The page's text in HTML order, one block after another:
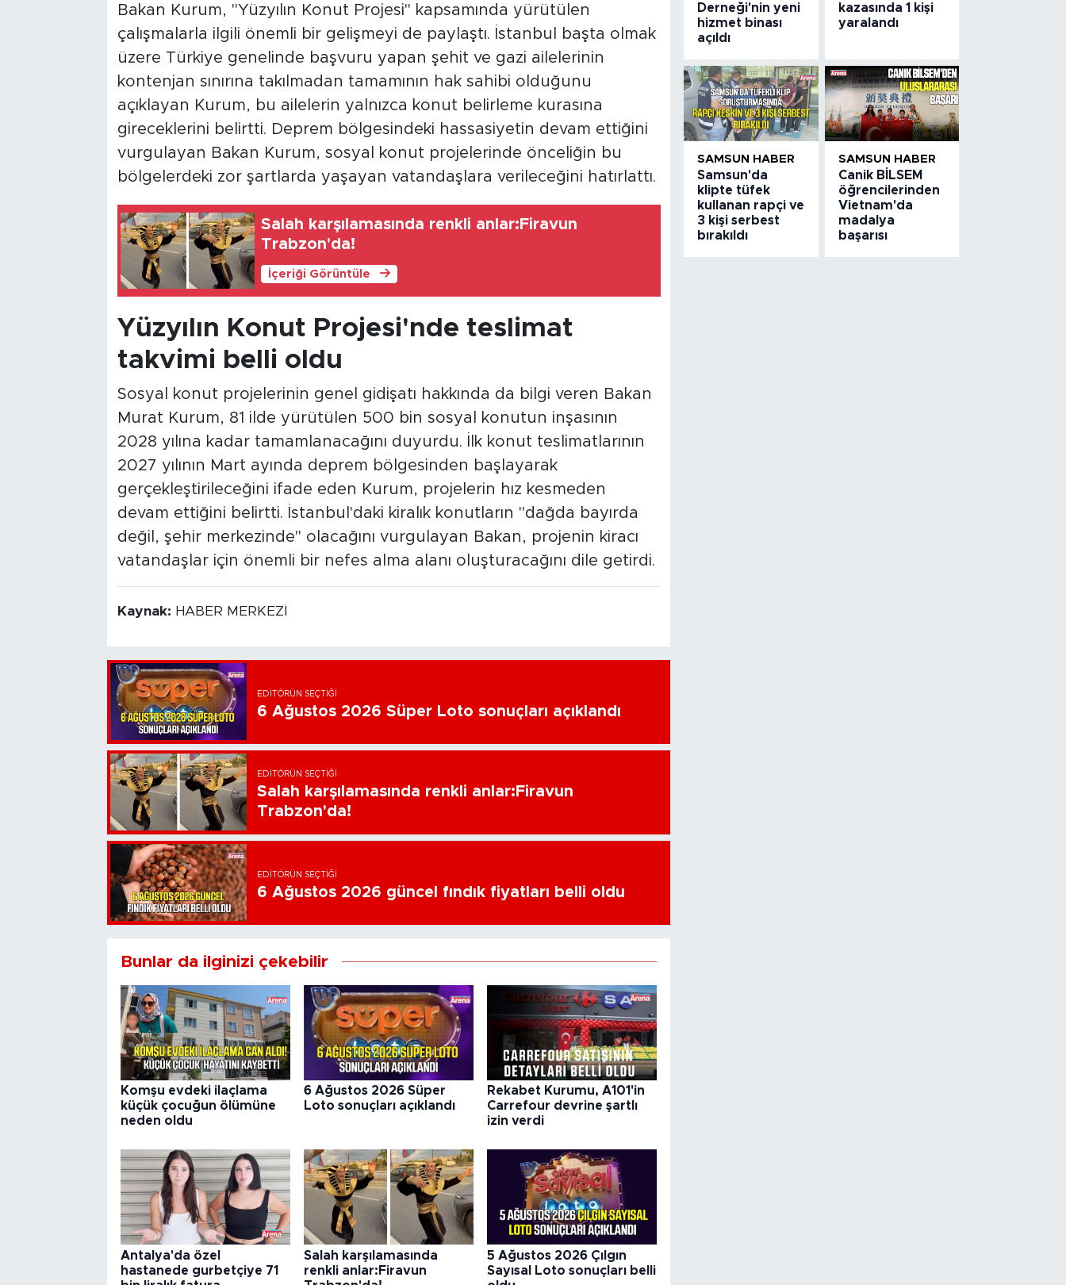
Bakan Kurum, "Yüzyılın Konut Projesi" kapsamında yürütülen
çalışmalarla ilgili önemli bir gelişmeyi de paylaştı. İstanbul başta olmak
üzere Türkiye genelinde başvuru yapan şehit ve gazi ailelerinin
kontenjan sınırına takılmadan tamamının hak sahibi olduğunu
açıklayan Kurum, bu ailelerin yalnızca konut belirleme kurasına
gireceklerini belirtti. Deprem bölgesindeki hassasiyetin devam ettiğini
vurgulayan Bakan Kurum, sosyal konut projelerinde önceliğin bu
bölgelerdeki zor şartlarda yaşayan vatandaşlara verileceğini hatırlattı.
Salah karşılamasında renkli anlar:Firavun
Trabzon'da!
İçeriği Görüntüle
Yüzyılın Konut Projesi'nde teslimat
takvimi belli oldu
Sosyal konut projelerinin genel gidişatı hakkında da bilgi veren Bakan
Murat Kurum, 81 ilde yürütülen 500 bin sosyal konutun inşasının
2028 yılına kadar tamamlanacağını duyurdu. İlk konut teslimatlarının
2027 yılının Mart ayında deprem bölgesinden başlayarak
gerçekleştirileceğini ifade eden Kurum, projelerin hız kesmeden
devam ettiğini belirtti. İstanbul'daki kiralık konutların "dağda bayırda
değil, şehir merkezinde" olacağını vurgulayan Bakan, projenin kiracı
vatandaşlar için önemli bir nefes alma alanı oluşturacağını dile getirdi.
Kaynak: HABER MERKEZİ
EDITÖRÜN SEÇTIĞI
6 Ağustos 2026 Süper Loto sonuçları açıklandı
EDITÖRÜN SEÇTIĞI
Salah karşılamasında renkli anlar:Firavun
Trabzon'da!
EDITÖRÜN SEÇTIĞI
6 Ağustos 2026 güncel fındık fiyatları belli oldu
Bunlar da ilginizi çekebilir
Komşu evdeki ilaçlama
küçük çocuğun ölümüne
neden oldu
6 Ağustos 2026 Süper
Loto sonuçları açıklandı
Rekabet Kurumu, A101'in
Carrefour devrine şartlı
izin verdi
Antalya'da özel
hastanede gurbetçiye 71
Salah karşılamasında
renkli anlar:Firavun
5 Ağustos 2026 Çılgın
Sayısal Loto sonuçları belli
Derneği'nin yeni
hizmet binası
açıldı
kazasında 1 kişi
yaralandı
SAMSUN HABER
Samsun'da
klipte tüfek
kullanan rapçi ve
3 kişi serbest
bırakıldı
SAMSUN HABER
Canik BİLSEM
öğrencilerinden
Vietnam'da
madalya
başarısı